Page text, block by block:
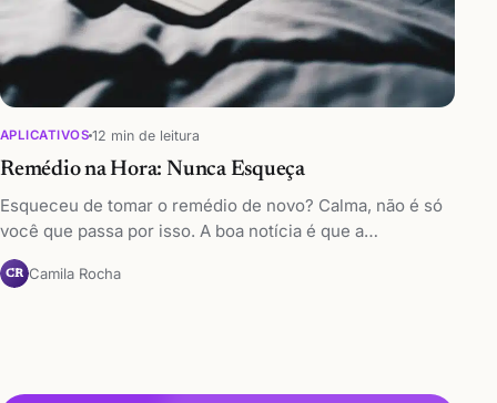
APLICATIVOS 12 min de leitura
Remédio na Hora: Nunca Esqueça
Esqueceu de tomar o remédio de novo? Calma, não é só
você que passa por isso. A boa notícia é que a…
CR Camila Rocha